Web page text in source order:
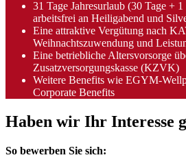
31 Tage Jahresurlaub (30 Tage +
arbeitsfrei an Heiligabend und
Eine attraktive Vergütung nach
Weihnachtszuwendung und
Eine betriebliche Altersvorsorge
Zusatzversorgungskasse (KZVK)
Weitere Benefits wie EGYM-
Corporate Benefits
Haben wir Ihr Interesse
So bewerben Sie sich: